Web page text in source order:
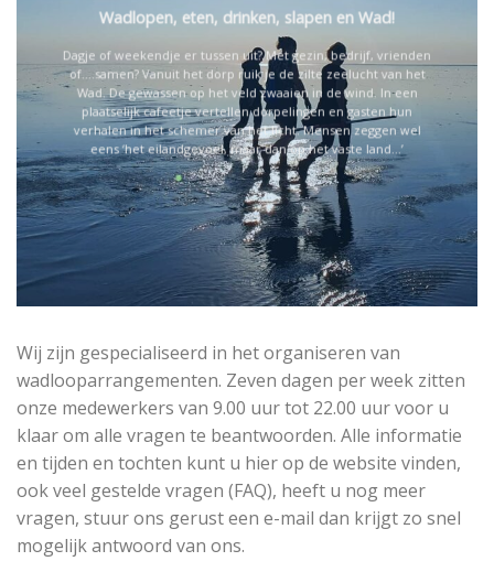
Wadlopen, eten, drinken, slapen en Wad!
Dagje of weekendje er tussen uit? Met gezin, bedrijf, vrienden
of….samen? Vanuit het dorp ruik je de zilte zeelucht van het
Wad. De gewassen op het veld zwaaien in de wind. In een
plaatselijk cafeetje vertellen dorpelingen en gasten hun
verhalen in het schemer van het licht. Mensen zeggen wel
eens ‘het eilandgevoel, maar dan op het vaste land…’
Wij zijn gespecialiseerd in het organiseren van
wadlooparrangementen. Zeven dagen per week zitten
onze medewerkers van 9.00 uur tot 22.00 uur voor u
klaar om alle vragen te beantwoorden. Alle informatie
en tijden en tochten kunt u hier op de website vinden,
ook veel gestelde vragen (FAQ), heeft u nog meer
vragen, stuur ons gerust een e-mail dan krijgt zo snel
mogelijk antwoord van ons.